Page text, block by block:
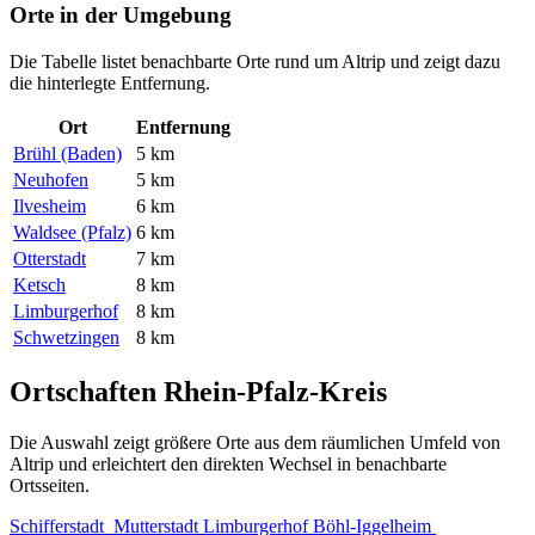
Orte in der Umgebung
Die Tabelle listet benachbarte Orte rund um Altrip und zeigt dazu
die hinterlegte Entfernung.
Ort
Entfernung
Brühl (Baden)
5 km
Neuhofen
5 km
Ilvesheim
6 km
Waldsee (Pfalz) 6 km
Otterstadt
7 km
Ketsch
8 km
Limburgerhof
8 km
Schwetzingen
8 km
Ortschaften Rhein-Pfalz-Kreis
Die Auswahl zeigt größere Orte aus dem räumlichen Umfeld von
Altrip und erleichtert den direkten Wechsel in benachbarte
Ortsseiten.
Schifferstadt Mutterstadt Limburgerhof Böhl-Iggelheim